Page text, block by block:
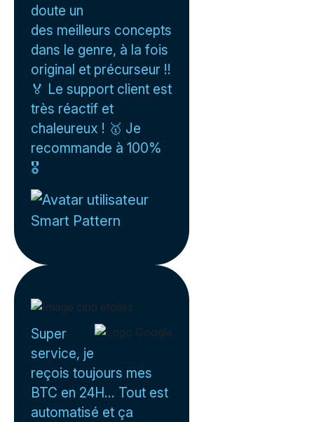
doute un
des meilleurs concepts
dans le genre, à la fois
original et précurseur !!
🏅 Le support client est
très réactif et
chaleureux ! 🥇 Je
recommande à 100%
🎖️
Smart Pattern
Super
service, je
reçois toujours mes
BTC en 24H... Tout est
automatisé et ça